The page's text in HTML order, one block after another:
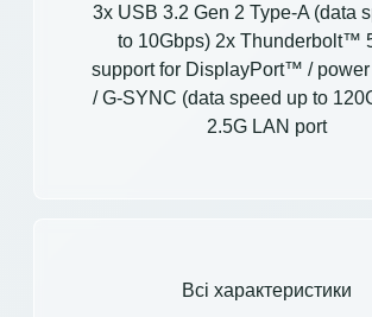
3x USB 3.2 Gen 2 Type-A (data
to 10Gbps) 2x Thunderbolt™
support for DisplayPort™ /
/ G-SYNC (data speed up to
2.5G LAN port
Всі характеристики